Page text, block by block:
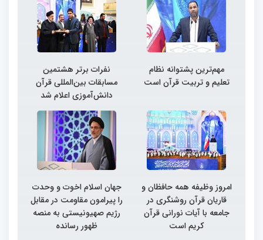
مهم‌ترین پشتوانه نظام
تعلیم و تربیت قرآن است
نفرات برتر هشتمین
مسابقات بین‌المللی قرآن
دانش‌آموزی اعلام شد
امروز وظیفه همه حافظان و
قاریان قرآن روشنگری در
جامعه با آیات نورانی قرآن
کریم است
جهان اسلام اخوت و وحدت
را پیرامون مقاومت در مقابل
رژیم صهیونیستی به منصه
ظهور رسانده